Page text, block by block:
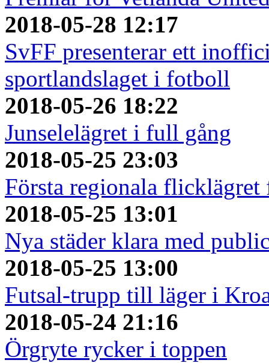
2018-05-28 12:17
SvFF presenterar ett
sportlandslaget i fotboll
2018-05-26 18:22
Junselelägret i full gång
2018-05-25 23:03
Första regionala
2018-05-25 13:01
Nya städer klara med
2018-05-25 13:00
Futsal-trupp till läger i
2018-05-24 21:16
Örgryte rycker i toppen